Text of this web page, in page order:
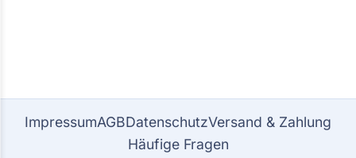
ImpressumAGBDatenschutzVersand & Zahlung
Häufige Fragen